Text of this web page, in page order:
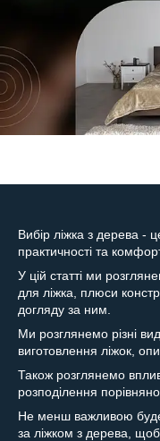
Вибір ліжка з дерева -
практичності та
У цій статті ми
для ліжка, плюси
догляду за ним.
Ми розглянемо різні
виготовлення ліжок,
Також розглянемо
розподілення
Не менш важливою
за ліжком з дерева, щоб